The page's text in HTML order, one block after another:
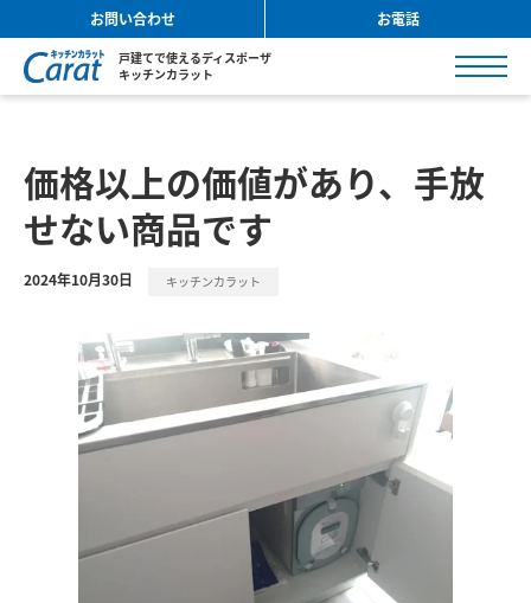
お問い合わせ お電話
戸建てで使えるディスポーザ
キッチンカラット
価格以上の価値があり、手放
せない商品です
2024年10月30日 キッチンカラット